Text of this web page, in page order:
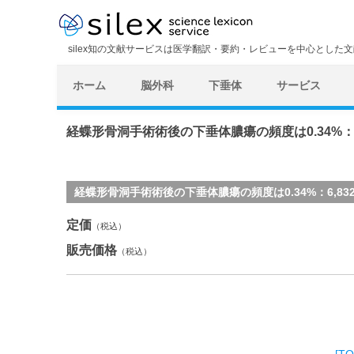
silex知の文献サービスは医学翻訳・要約・レビューを中心とした
ホーム 脳外科 下垂体 サービス
経蝶形骨洞手術術後の下垂体膿瘍の頻度は0.34%
経蝶形骨洞手術術後の下垂体膿瘍の頻度は0.34%：
定価 （税込）
販売価格 （税込）